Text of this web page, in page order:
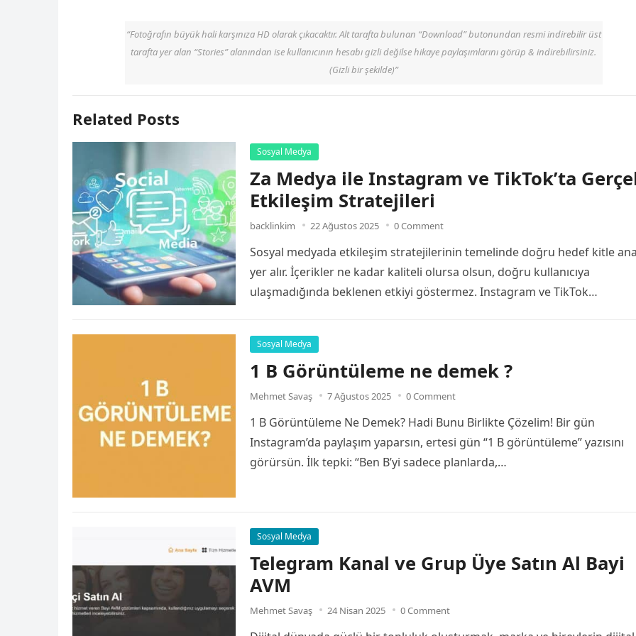
“Fotoğrafın büyük hali karşınıza HD olarak çıkacaktır. Alt tarafta bulunan “Download” butonundan resmi indirebilir üst
tarafta yer alan “Stories” alanından ise kullanıcının hesabı gizli değilse hikaye paylaşımlarını görüp & indirebilirsiniz.
(Gizli bir şekilde)”
Related Posts
Sosyal Medya
Za Medya ile Instagram ve TikTok’ta
Etkileşim Stratejileri
backlinkim 22 Ağustos 2025 0 Comment
Sosyal medyada etkileşim stratejilerinin temelinde doğru hedef kitle
yer alır. İçerikler ne kadar kaliteli olursa olsun, doğru kullanıcıya
ulaşmadığında beklenen etkiyi göstermez. Instagram ve TikTok
Sosyal Medya
1 B Görüntüleme ne demek ?
Mehmet Savaş 7 Ağustos 2025 0 Comment
1 B Görüntüleme Ne Demek? Hadi Bunu Birlikte Çözelim! Bir gün
Instagram’da paylaşım yaparsın, ertesi gün “1 B görüntüleme” yazısını
görürsün. İlk tepki: “Ben B’yi sadece planlarda,…
Sosyal Medya
Telegram Kanal ve Grup Üye Satın Al Bayi
AVM
Mehmet Savaş 24 Nisan 2025 0 Comment